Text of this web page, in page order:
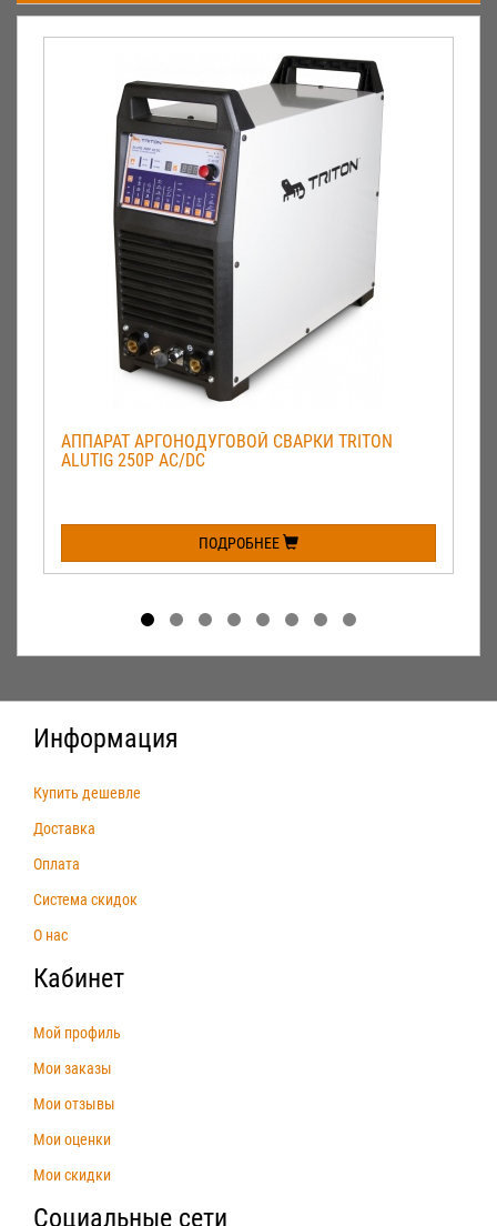
АППАРАТ АРГОНОДУГОВОЙ СВАРКИ TRITON
ALUTIG 250Р AC/DC
ПОДРОБНЕЕ
Информация
Купить дешевле
Доставка
Оплата
Система скидок
О нас
Кабинет
Мой профиль
Мои заказы
Мои отзывы
Мои оценки
Мои скидки
Социальные сети